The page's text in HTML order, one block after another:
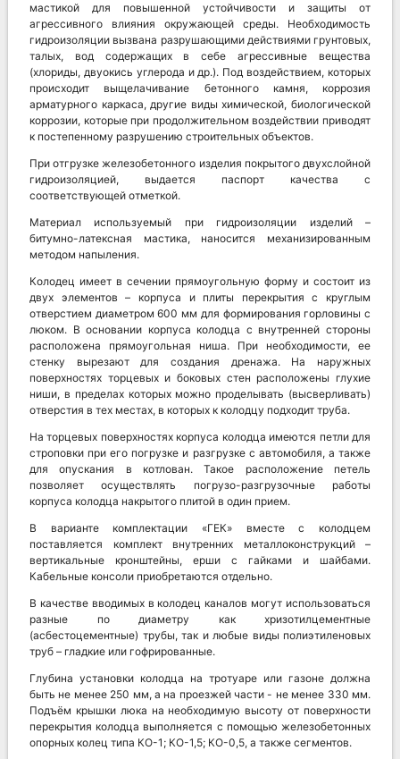
мастикой для повышенной устойчивости и защиты от
агрессивного влияния окружающей среды. Необходимость
гидроизоляции вызвана разрушающими действиями грунтовых,
талых, вод содержащих в себе агрессивные вещества
(хлориды, двуокись углерода и др.). Под воздействием, которых
происходит выщелачивание бетонного камня, коррозия
арматурного каркаса, другие виды химической, биологической
коррозии, которые при продолжительном воздействии приводят
к постепенному разрушению строительных объектов.
При отгрузке железобетонного изделия покрытого двухслойной
гидроизоляцией, выдается паспорт качества с
соответствующей отметкой.
Материал используемый при гидроизоляции изделий –
битумно-латексная мастика, наносится механизированным
методом напыления.
Колодец имеет в сечении прямоугольную форму и состоит из
двух элементов – корпуса и плиты перекрытия с круглым
отверстием диаметром 600 мм для формирования горловины с
люком. В основании корпуса колодца с внутренней стороны
расположена прямоугольная ниша. При необходимости, ее
стенку вырезают для создания дренажа. На наружных
поверхностях торцевых и боковых стен расположены глухие
ниши, в пределах которых можно проделывать (высверливать)
отверстия в тех местах, в которых к колодцу подходит труба.
На торцевых поверхностях корпуса колодца имеются петли для
строповки при его погрузке и разгрузке с автомобиля, а также
для опускания в котлован. Такое расположение петель
позволяет осуществлять погрузо-разгрузочные работы
корпуса колодца накрытого плитой в один прием.
В варианте комплектации «ГЕК» вместе с колодцем
поставляется комплект внутренних металлоконструкций –
вертикальные кронштейны, ерши с гайками и шайбами.
Кабельные консоли приобретаются отдельно.
В качестве вводимых в колодец каналов могут использоваться
разные по диаметру как хризотилцементные
(асбестоцементные) трубы, так и любые виды полиэтиленовых
труб – гладкие или гофрированные.
Глубина установки колодца на тротуаре или газоне должна
быть не менее 250 мм, а на проезжей части - не менее 330 мм.
Подъём крышки люка на необходимую высоту от поверхности
перекрытия колодца выполняется с помощью железобетонных
опорных колец типа КО-1; КО-1,5; КО-0,5, а также сегментов.